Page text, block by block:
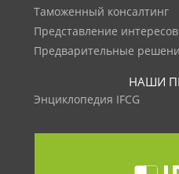
Таможенный консалтинг
Представление интересов
Предварительные
НАШИ
Энциклопедия IFCG